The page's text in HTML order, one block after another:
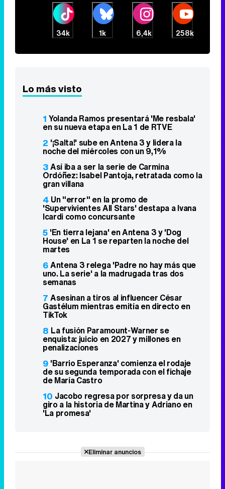
34k 1k 6,4k 258k
Lo más visto
1 Yolanda Ramos presentará 'Me resbala'
en su nueva etapa en La 1 de RTVE
2 '¡Salta!' sube en Antena 3 y lidera la
noche del miércoles con un 9,1%
3Así iba a ser la serie de Carmina
Ordóñez: Isabel Pantoja, retratada como la
gran villana
4 Un "error" en la promo de
'Supervivientes All Stars' destapa a Ivana
Icardi como concursante
5 'En tierra lejana' en Antena 3 y 'Dog
House' en La 1 se reparten la noche del
martes
6Antena 3 relega 'Padre no hay más que
uno. La serie' a la madrugada tras dos
semanas
7 Asesinan a tiros al influencer César
Gastélum mientras emitía en directo en
TikTok
8 La fusión Paramount-Warner se
enquista: juicio en 2027 y millones en
penalizaciones
9 'Barrio Esperanza' comienza el rodaje
de su segunda temporada con el fichaje
de María Castro
10 Jacobo regresa por sorpresa y da un
giro a la historia de Martina y Adriano en
'La promesa'
Eliminar anuncios